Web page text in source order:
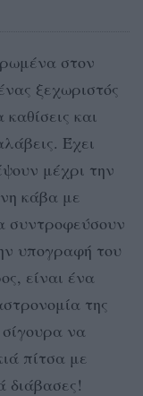
στον
ξεχωριστός
και
Έχει
μέχρι την
κάβα με
συντροφεύσουν
υπογραφή του
είναι ένα
της
να
πίτσα με